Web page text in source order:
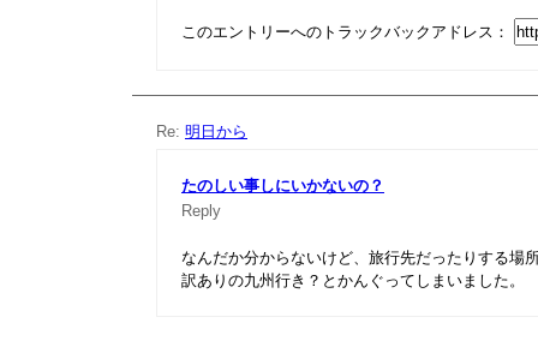
このエントリーへのトラックバックアドレス：
Re: 明日から
たのしい事しにいかないの？
Reply
なんだか分からないけど、旅行先だったりする場
訳ありの九州行き？とかんぐってしまいました。